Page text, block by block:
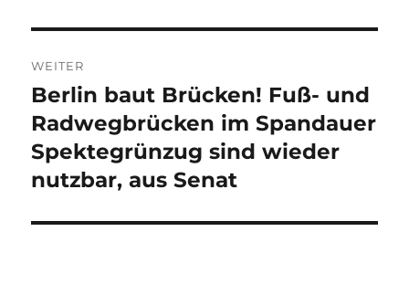
WEITER
Nächster
Beitrag:
Berlin baut Brücken! Fuß- und
Radwegbrücken im Spandauer
Spektegrünzug sind wieder
nutzbar, aus Senat